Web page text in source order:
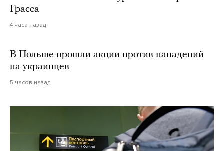
Грасса
4 часа назад
В Польше прошли акции против нападений
на украинцев
5 часов назад